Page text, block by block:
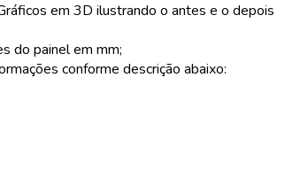
em 3D ilustrando o antes e o depois
do painel em mm;
conforme descrição abaixo: